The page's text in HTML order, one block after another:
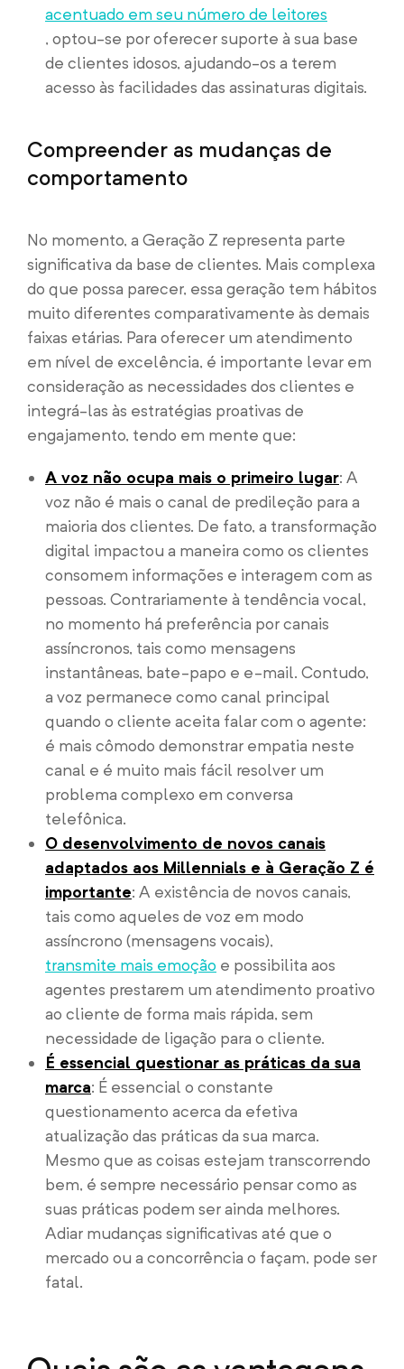
acentuado em seu número de leitores
, optou-se por oferecer suporte à sua base
de clientes idosos, ajudando-os a terem
acesso às facilidades das assinaturas digitais.
Compreender as mudanças de
comportamento
No momento, a Geração Z representa parte
significativa da base de clientes. Mais complexa
do que possa parecer, essa geração tem hábitos
muito diferentes comparativamente às demais
faixas etárias. Para oferecer um atendimento
em nível de excelência, é importante levar em
consideração as necessidades dos clientes e
integrá-las às estratégias proativas de
engajamento, tendo em mente que:
A voz não ocupa mais o primeiro lugar: A
voz não é mais o canal de predileção para a
maioria dos clientes. De fato, a transformação
digital impactou a maneira como os clientes
consomem informações e interagem com as
pessoas. Contrariamente à tendência vocal,
no momento há preferência por canais
assíncronos, tais como mensagens
instantâneas, bate-papo e e-mail. Contudo,
a voz permanece como canal principal
quando o cliente aceita falar com o agente:
é mais cômodo demonstrar empatia neste
canal e é muito mais fácil resolver um
problema complexo em conversa
telefônica.
O desenvolvimento de novos canais
adaptados aos Millennials e à Geração Z é
importante: A existência de novos canais,
tais como aqueles de voz em modo
assíncrono (mensagens vocais),
transmite mais emoção e possibilita aos
agentes prestarem um atendimento proativo
ao cliente de forma mais rápida, sem
necessidade de ligação para o cliente.
É essencial questionar as práticas da sua
marca: É essencial o constante
questionamento acerca da efetiva
atualização das práticas da sua marca.
Mesmo que as coisas estejam transcorrendo
bem, é sempre necessário pensar como as
suas práticas podem ser ainda melhores.
Adiar mudanças significativas até que o
mercado ou a concorrência o façam, pode ser
fatal.